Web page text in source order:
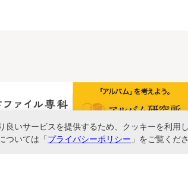
良いサービスを提供するため、クッキーを利
ついては「プライバシーポリシー 」をご覧くださ